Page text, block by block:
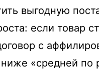
выгодную
если товар
с
«средней по